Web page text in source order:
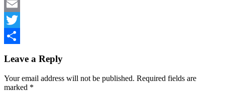
LinkedIn
Email
Twitter
Leave a Reply
Your email address will not be published. Required fields are
marked *